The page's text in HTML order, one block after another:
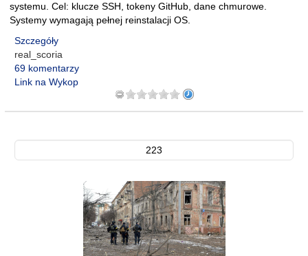
systemu. Cel: klucze SSH, tokeny GitHub, dane chmurowe.
Systemy wymagają pełnej reinstalacji OS.
Szczegóły
real_scoria
69 komentarzy
Link na Wykop
223